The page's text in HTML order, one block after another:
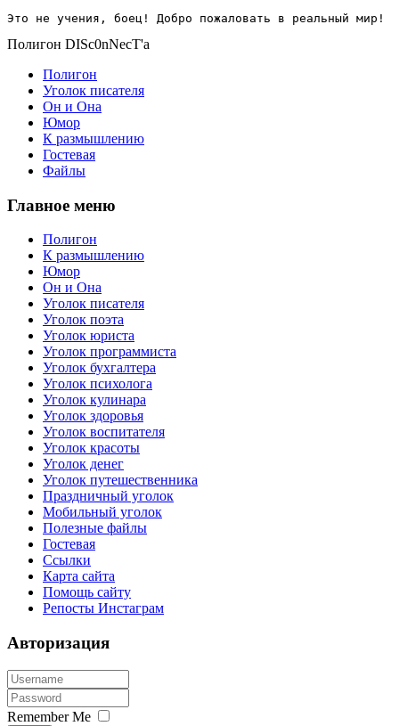
Это не учения, боец! Добро пожаловать в реальный мир!
Полигон DISc0nNecT'a
Полигон
Уголок писателя
Он и Она
Юмор
К размышлению
Гостевая
Файлы
Главное меню
Полигон
К размышлению
Юмор
Он и Она
Уголок писателя
Уголок поэта
Уголок юриста
Уголок программиста
Уголок бухгалтера
Уголок психолога
Уголок кулинара
Уголок здоровья
Уголок воспитателя
Уголок красоты
Уголок денег
Уголок путешественника
Праздничный уголок
Мобильный уголок
Полезные файлы
Гостевая
Ссылки
Карта сайта
Помощь сайту
Репосты Инстаграм
Авторизация
Remember Me